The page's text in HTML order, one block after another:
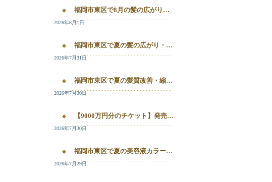
福岡市東区で8月の髪の広がり・白髪染め・美容液カラーを相談するなら
2026年8月1日
福岡市東区で夏の髪の広がり・白髪染め・美容液カラーを相談したい方へ｜箱崎・千早のL’oiseau Bleu
2026年7月31日
福岡市東区で夏の髪質改善・縮毛矯正・美容液カラーを相談したい方へ｜箱崎・千早の全席個室美容室ロアゾブルー
2026年7月30日
【9000万円分のチケット】発売開始！！20%OFFで施術が受けられます！
2026年7月30日
福岡市東区で夏の美容液カラー・白髪染め・髪質改善縮毛矯正を相談したい方へ
2026年7月29日